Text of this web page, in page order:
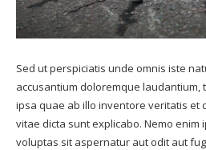
Sed ut perspiciatis unde omnis iste
accusantium doloremque laudantium,
ipsa quae ab illo inventore veritatis et
vitae dicta sunt explicabo. Nemo enim
voluptas sit aspernatur aut odit aut